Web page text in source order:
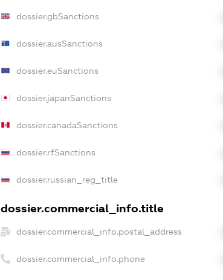
dossier.gbSanctions
dossier.ausSanctions
dossier.euSanctions
dossier.japanSanctions
dossier.canadaSanctions
dossier.rfSanctions
dossier.russian_reg_title
dossier.commercial_info.title
dossier.commercial_info.postal_address
dossier.commercial_info.phone